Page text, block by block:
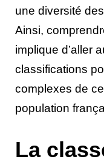
une diversité
Ainsi,
implique d’aller
classifications
complexes de
population
La